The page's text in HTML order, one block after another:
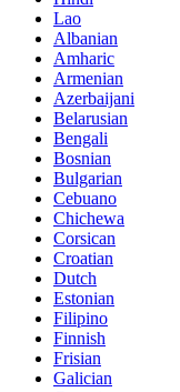
Lao
Albanian
Amharic
Armenian
Azerbaijani
Belarusian
Bengali
Bosnian
Bulgarian
Cebuano
Chichewa
Corsican
Croatian
Dutch
Estonian
Filipino
Finnish
Frisian
Galician